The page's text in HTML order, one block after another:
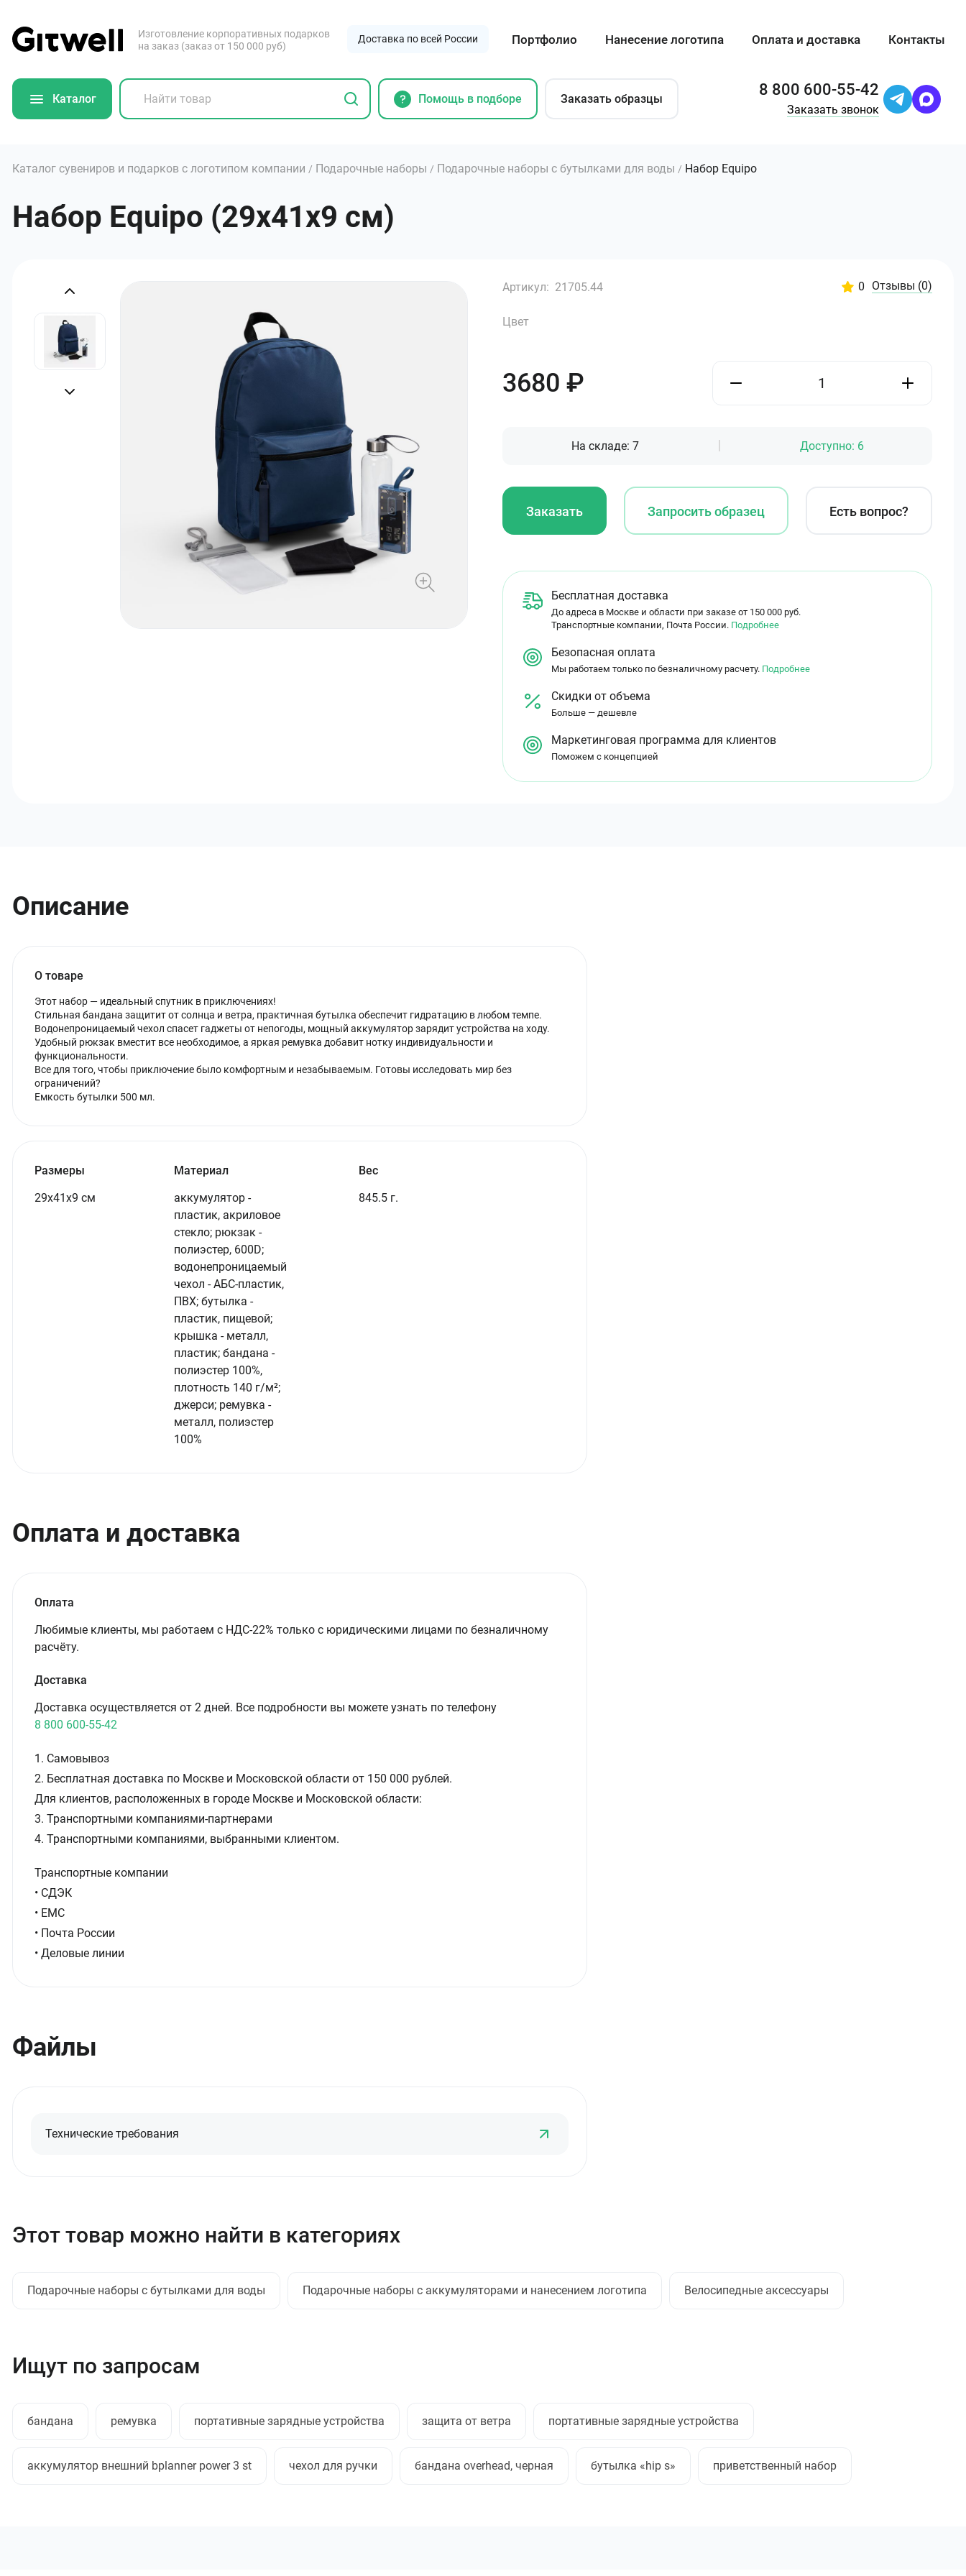
Изготовление корпоративных подарков
на заказ (заказ от 150 000 руб)
Доставка по всей России Портфолио Нанесение логотипа Оплата и доставка Контакты
Каталог Помощь в подборе Заказать образцы 8 800 600-55-42
Заказать звонок
Каталог сувениров и подарков с логотипом компании / Подарочные наборы / Подарочные наборы с бутылками для воды / Набор Equipo
Набор Equipo (29х41х9 см)
Артикул: 21705.44 0 Отзывы (0)
Цвет
3680 ₽
На складе: 7 Доступно: 6
Заказать Запросить образец Есть вопрос?
Бесплатная доставка
До адреса в Москве и области при заказе от 150 000 руб.
Транспортные компании, Почта России. Подробнее
Безопасная оплата
Мы работаем только по безналичному расчету. Подробнее
Скидки от объема
Больше — дешевле
Маркетинговая программа для клиентов
Поможем с концепцией
Описание
О товаре
Этот набор — идеальный спутник в приключениях!
Стильная бандана защитит от солнца и ветра, практичная бутылка обеспечит гидратацию в любом темпе.
Водонепроницаемый чехол спасет гаджеты от непогоды, мощный аккумулятор зарядит устройства на ходу.
Удобный рюкзак вместит все необходимое, а яркая ремувка добавит нотку индивидуальности и
функциональности.
Все для того, чтобы приключение было комфортным и незабываемым. Готовы исследовать мир без
ограничений?
Емкость бутылки 500 мл.
Размеры
29х41х9 см
Материал
аккумулятор -
пластик, акриловое
стекло; рюкзак -
полиэстер, 600D;
водонепроницаемый
чехол - АБС-пластик,
ПВХ; бутылка -
пластик, пищевой;
крышка - металл,
пластик; бандана -
полиэстер 100%,
плотность 140 г/м²;
джерси; ремувка -
металл, полиэстер
100%
Вес
845.5 г.
Оплата и доставка
Оплата
Любимые клиенты, мы работаем с НДС-22% только с юридическими лицами по безналичному
расчёту.
Доставка
Доставка осуществляется от 2 дней. Все подробности вы можете узнать по телефону
8 800 600-55-42
1. Самовывоз
2. Бесплатная доставка по Москве и Московской области от 150 000 рублей.
Для клиентов, расположенных в городе Москве и Московской области:
3. Транспортными компаниями-партнерами
4. Транспортными компаниями, выбранными клиентом.
Транспортные компании
• СДЭК
• ЕМС
• Почта России
• Деловые линии
Файлы
Технические требования
Этот товар можно найти в категориях
Подарочные наборы с бутылками для воды Подарочные наборы с аккумуляторами и нанесением логотипа Велосипедные аксессуары
Ищут по запросам
бандана ремувка портативные зарядные устройства защита от ветра портативные зарядные устройства
аккумулятор внешний bplanner power 3 st чехол для ручки бандана overhead, черная бутылка «hip s» приветственный набор